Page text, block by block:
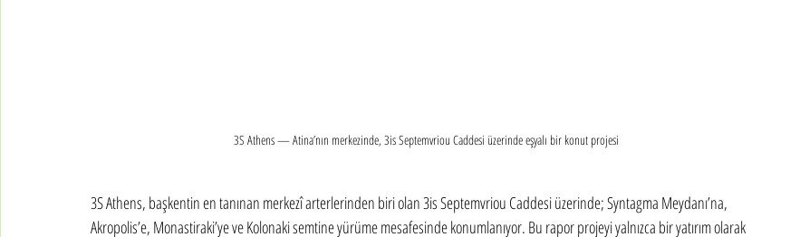
3S Athens — Atina’nın merkezinde, 3is Septemvriou Caddesi üzerinde eşyalı bir konut projesi
3S Athens, başkentin en tanınan merkezî arterlerinden biri olan 3is Septemvriou Caddesi üzerinde; Syntagma Meydanı’na,
Akropolis’e, Monastiraki’ye ve Kolonaki semtine yürüme mesafesinde konumlanıyor. Bu rapor projeyi yalnızca bir yatırım olarak